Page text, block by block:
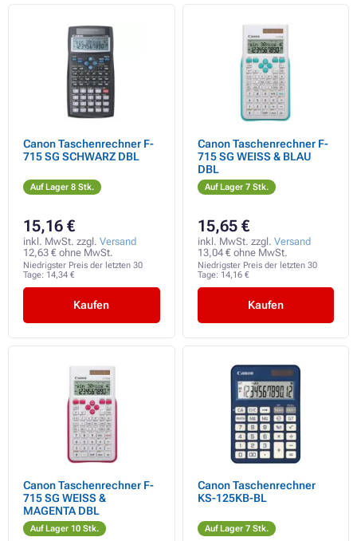
Canon Taschenrechner F-
715 SG SCHWARZ DBL
Auf Lager 8 Stk.
15,16 €
inkl. MwSt. zzgl. Versand
12,63 € ohne MwSt.
Niedrigster Preis der letzten 30
Tage: 14,34 €
Kaufen
Canon Taschenrechner F-
715 SG WEISS & BLAU
DBL
Auf Lager 7 Stk.
15,65 €
inkl. MwSt. zzgl. Versand
13,04 € ohne MwSt.
Niedrigster Preis der letzten 30
Tage: 14,16 €
Kaufen
Canon Taschenrechner F-
715 SG WEISS &
MAGENTA DBL
Auf Lager 10 Stk.
Canon Taschenrechner
KS-125KB-BL
Auf Lager 7 Stk.